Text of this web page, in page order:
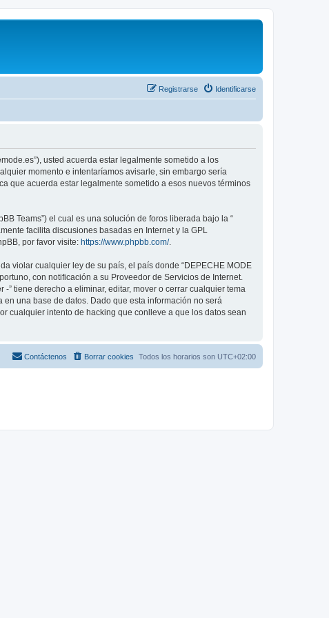
Identificarse
Registrarse
usted acuerda estar legalmente sometido a los
momento e intentaríamos avisarle, sin embargo sería
que acuerda estar legalmente sometido a esos nuevos términos
Teams”) el cual es una solución de foros liberada bajo la “
facilita discusiones basadas en Internet y la GPL
por favor visite: https://www.phpbb.com/.
violar cualquier ley de su país, el país donde “DEPECHE MODE
con notificación a su Proveedor de Servicios de Internet.
” tiene derecho a eliminar, editar, mover o cerrar cualquier tema
una base de datos. Dado que esta información no será
cualquier intento de hacking que conlleve a que los datos sean
Todos los horarios son UTC+02:00
Borrar cookies
Contáctenos